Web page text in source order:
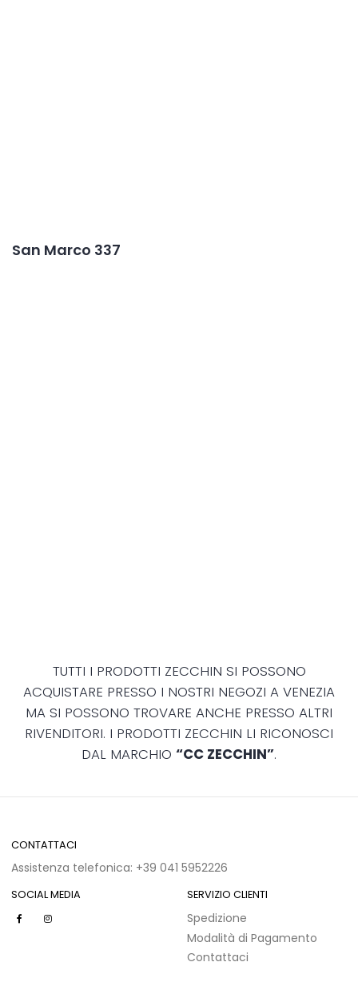
San Marco 337
TUTTI I PRODOTTI ZECCHIN SI POSSONO
ACQUISTARE PRESSO I NOSTRI NEGOZI A VENEZIA
MA SI POSSONO TROVARE ANCHE PRESSO ALTRI
RIVENDITORI. I PRODOTTI ZECCHIN LI RICONOSCI
DAL MARCHIO “CC ZECCHIN”.
CONTATTACI
Assistenza telefonica: +39 041 5952226
SOCIAL MEDIA SERVIZIO CLIENTI
Spedizione
Modalità di Pagamento
Contattaci